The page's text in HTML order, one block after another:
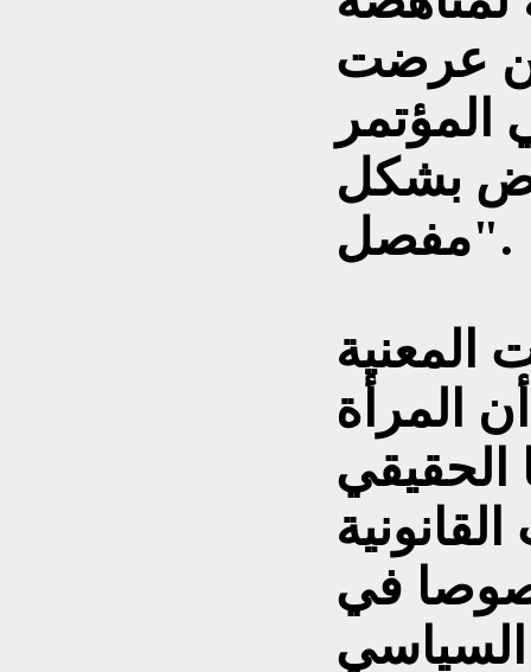
عرضت
المؤتمر
بشكل
مفصل".
المعنية
المرأة
الحقيقي
بعد عام 2003 خصوصا في